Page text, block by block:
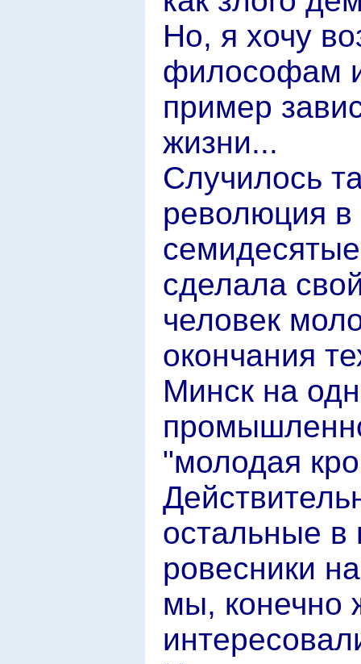
Но, я хочу
философам
пример
жизни...
Случилось
революция
сделала
человек
окончания
Минск на
"молодая
остальные
ровесники
мы, конечно